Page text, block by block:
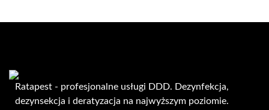
Ratapest - profesjonalne usługi DDD. Dezynfekcja,
dezynsekcja i deratyzacja na najwyższym poziomie.